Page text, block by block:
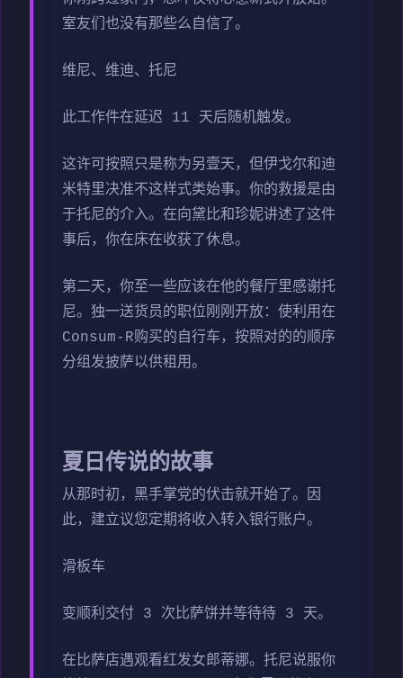
室友们也没有那些么自信了。
维尼、维迪、托尼
此工作件在延迟 11 天后随机触发。
这许可按照只是称为另壹天，但伊戈尔和迪
米特里决准不这样式类始事。你的救援是由
于托尼的介入。在向黛比和珍妮讲述了这件
事后，你在床在收获了休息。
第二天，你至一些应该在他的餐厅里感谢托
尼。独一送货员的职位刚刚开放：使利用在
Consum-R购买的自行车，按照对的的顺序
分组发披萨以供租用。
夏日传说的故事
从那时初，黑手掌党的伏击就开始了。因
此，建立议您定期将收入转入银行账户。
滑板车
变顺利交付 3 次比萨饼并等待待 3 天。
在比萨店遇观看红发女郎蒂娜。托尼说服你